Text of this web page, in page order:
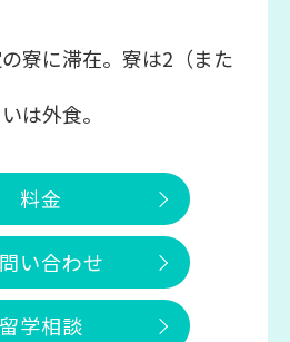
寮に滞在。寮は2（また
は外食。
料金
い合わせ
留学相談